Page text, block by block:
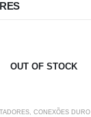
OUT OF STOCK
, CONEXÕES DURO